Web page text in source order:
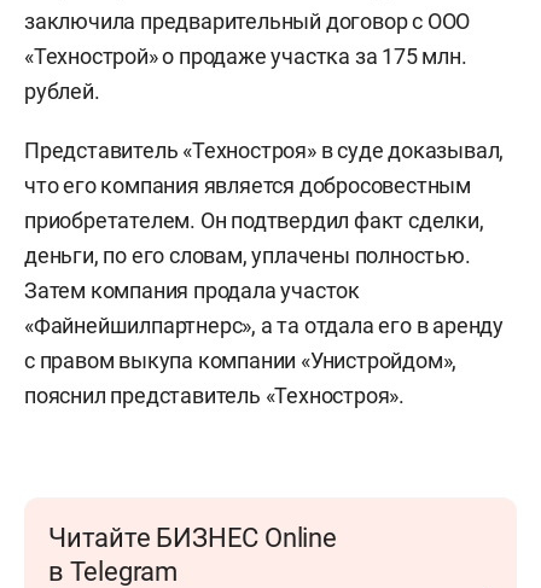
заключила предварительный договор с ООО
«Технострой» о продаже участка за 175 млн.
рублей.
Представитель «Техностроя» в суде доказывал,
что его компания является добросовестным
приобретателем. Он подтвердил факт сделки,
деньги, по его словам, уплачены полностью.
Затем компания продала участок
«Файнейшилпартнерс», а та отдала его в аренду
с правом выкупа компании «Унистройдом»,
пояснил представитель «Техностроя».
Читайте БИЗНЕС Online
в Telegram